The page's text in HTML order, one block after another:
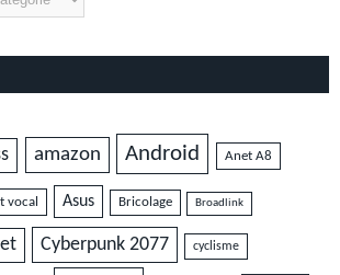
amazon Android Anet A8
vocal Asus Bricolage Broadlink
Cyberpunk 2077 cyclisme